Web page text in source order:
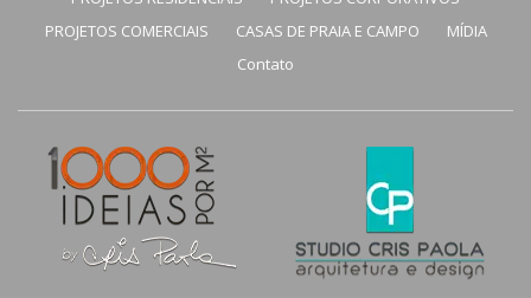
PROJETOS COMERCIAIS
CASAS DE PRAIA E CAMPO
MÍDIA
Contato